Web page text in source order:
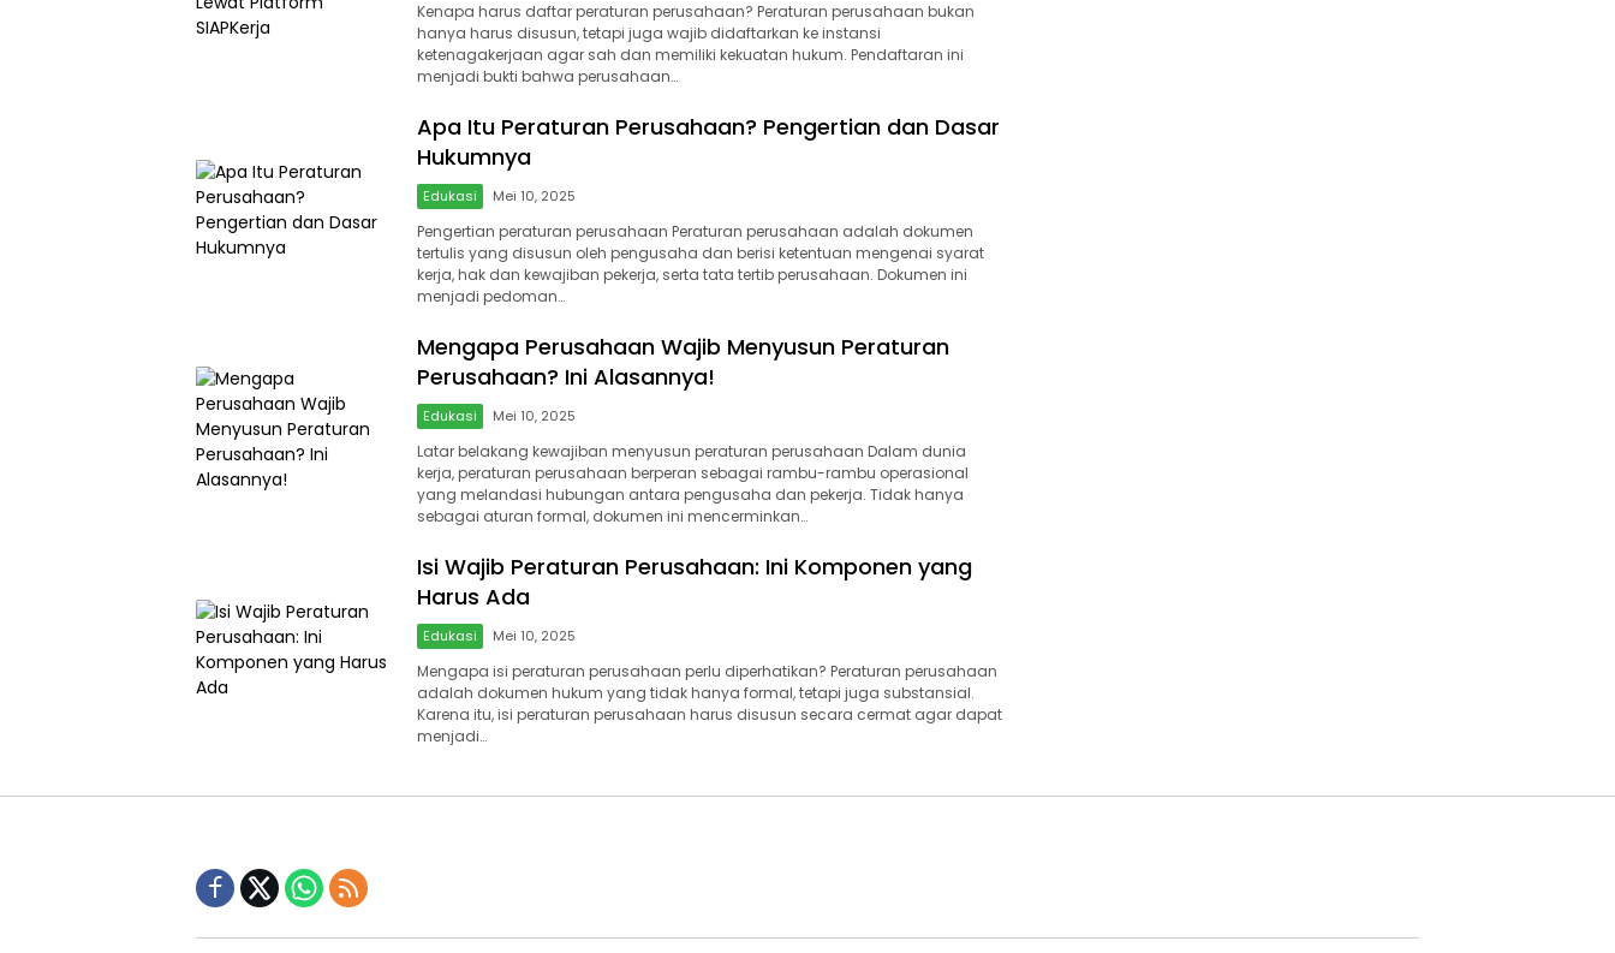
Kenapa harus daftar peraturan perusahaan? Peraturan perusahaan bukan
hanya harus disusun, tetapi juga wajib didaftarkan ke instansi
ketenagakerjaan agar sah dan memiliki kekuatan hukum. Pendaftaran ini
menjadi bukti bahwa perusahaan…
Apa Itu Peraturan Perusahaan? Pengertian dan Dasar
Hukumnya
Edukasi Mei 10, 2025
Pengertian peraturan perusahaan Peraturan perusahaan adalah dokumen
tertulis yang disusun oleh pengusaha dan berisi ketentuan mengenai syarat
kerja, hak dan kewajiban pekerja, serta tata tertib perusahaan. Dokumen ini
menjadi pedoman…
Mengapa Perusahaan Wajib Menyusun Peraturan
Perusahaan? Ini Alasannya!
Edukasi Mei 10, 2025
Latar belakang kewajiban menyusun peraturan perusahaan Dalam dunia
kerja, peraturan perusahaan berperan sebagai rambu-rambu operasional
yang melandasi hubungan antara pengusaha dan pekerja. Tidak hanya
sebagai aturan formal, dokumen ini mencerminkan…
Isi Wajib Peraturan Perusahaan: Ini Komponen yang
Harus Ada
Edukasi Mei 10, 2025
Mengapa isi peraturan perusahaan perlu diperhatikan? Peraturan perusahaan
adalah dokumen hukum yang tidak hanya formal, tetapi juga substansial.
Karena itu, isi peraturan perusahaan harus disusun secara cermat agar dapat
menjadi…